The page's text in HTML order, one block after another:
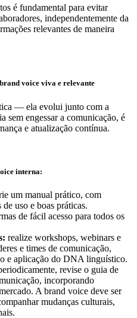
é fundamental para evitar
independentemente da
relevantes de maneira
voice viva e relevante
— ela evolui junto com a
sem engessar a comunicação, é
e atualização contínua.
interna:
um manual prático, com
uso e boas práticas.
de fácil acesso para todos os
realize workshops, webinars e
e times de comunicação,
e aplicação do DNA linguístico.
revise o guia de
incorporando
A brand voice deve ser
mudanças culturais,